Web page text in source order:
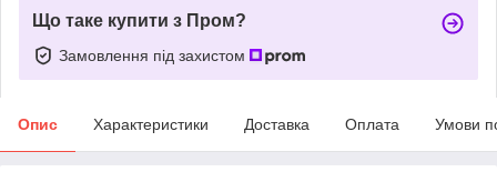
Що таке купити з Пром?
Замовлення під захистом
Опис Характеристики Доставка Оплата Умови